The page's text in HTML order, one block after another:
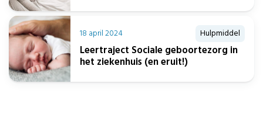
18 april 2024 Hulpmiddel
Leertraject Sociale geboortezorg in
het ziekenhuis (en eruit!)